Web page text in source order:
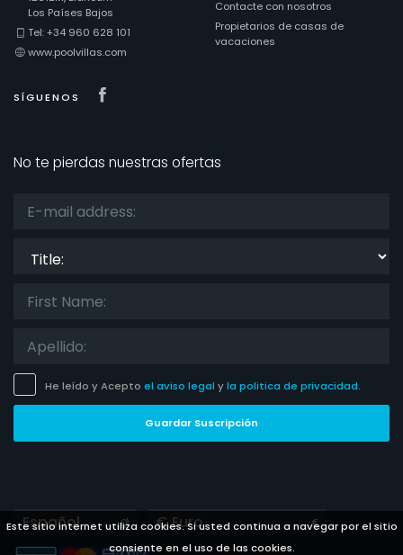
Este sitio internet utiliza cookies. Si usted continua a navegar por el sitio
consiente en el uso de las cookies.
Los Países Bajos
Tel: +34 960 628 101
www.poolvillas.com
SÍGUENOS
Contacte con nosotros
Propietarios de casas de
vacaciones
No te pierdas nuestras ofertas
He leído y Acepto el aviso legal yla politica de privacidad.
Guardar Suscripción
Languages Currencies